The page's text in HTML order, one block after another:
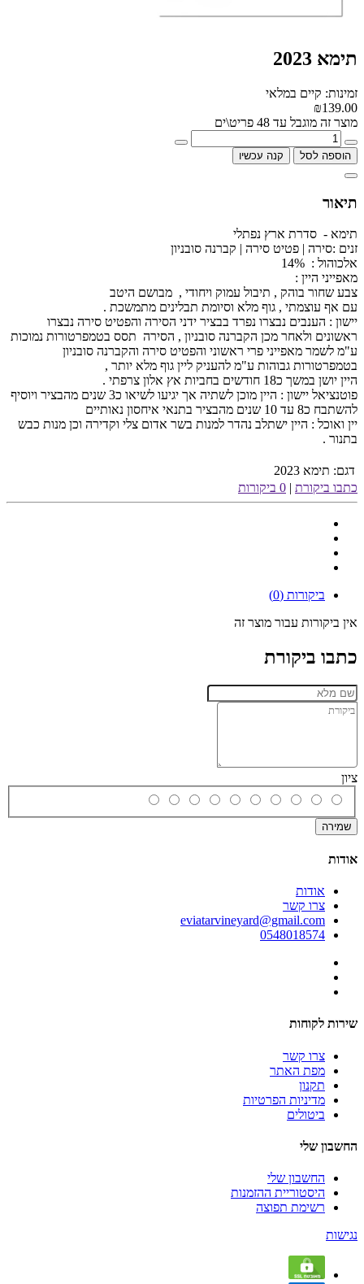
תימא 2023
זמינות: קיים במלאי
₪139.00
מוצר זה מוגבל עד 48 פריט\ים
הוספה לסל קנה עכשיו
תיאור
תימא - סדרת ארץ נפתלי
זנים :סירה | פטיט סירה | קברנה סובניון
אלכוהול : 14%
מאפייני היין :
צבע שחור בוהק , תיבול עמוק ויחודי , מבושם היטב
עם אף עוצמתי , גוף מלא וסיומת תבלינים מתמשכת .
יישון : הענבים נבצרו נפרד בבציר ידני הסירה והפטיט סירה נבצרו
ראשונים ולאחר מכן הקברנה סובניון , הסירה תסס בטמפרטורות נמוכות
ע"מ לשמר מאפייני פרי ראשוני והפטיט סירה והקברנה סובניון
בטמפרטורות גבוהות ע"מ להעניק ליין גוף מלא יותר ,
היין יושן במשך כ18 חודשים בחביות אץ אלון צרפתי .
פוטנציאל יישון : היין מוכן לשתיה אך יגיעו לשיאו כ3 שנים מהבציר ויוסיף
להשתבח כ8 עד 10 שנים מהבציר בתנאי איחסון נאותיים
יין ואוכל : היין ישתלב נהדר למנות בשר אדום צלי וקדירה וכן מנות כבש
בתנור .
דגם: תימא 2023
כתבו ביקורת | 0 ביקורות
ביקורות (0)
אין ביקורות עבור מוצר זה
כתבו ביקורת
ציון
שמירה
אודות
אודות
צרו קשר
eviatarvineyard@gmail.com
0548018574
שירות לקוחות
צרו קשר
מפת האתר
תקנון
מדיניות הפרטיות
ביטולים
החשבון שלי
החשבון שלי
היסטוריית ההזמנות
רשימת תפוצה
נגישות